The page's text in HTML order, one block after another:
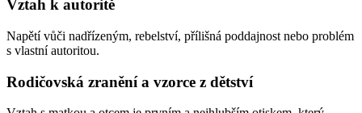
Vztah k autoritě
Napětí vůči nadřízeným, rebelství, přílišná poddajnost nebo problém
s vlastní autoritou.
Rodičovská zranění a vzorce z dětství